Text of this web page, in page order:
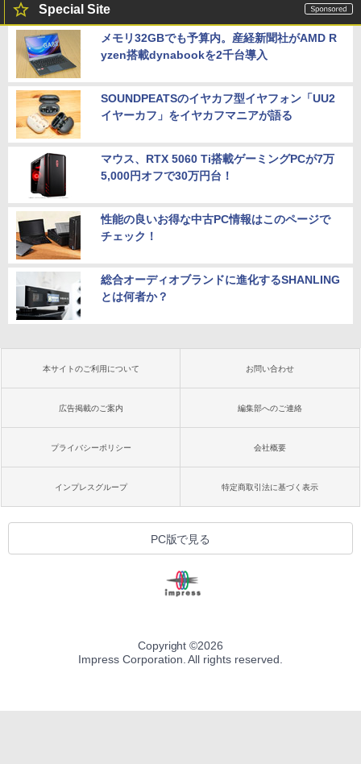
Special Site
メモリ32GBでも予算内。産経新聞社がAMD R
yzen搭載dynabookを2千台導入
SOUNDPEATSのイヤカフ型イヤフォン「UU2
イヤーカフ」をイヤカフマニアが語る
マウス、RTX 5060 Ti搭載ゲーミングPCが7万
5,000円オフで30万円台！
性能の良いお得な中古PC情報はこのページで
チェック！
総合オーディオブランドに進化するSHANLING
とは何者か？
本サイトのご利用について お問い合わせ
広告掲載のご案内 編集部へのご連絡
プライバシーポリシー 会社概要
インプレスグループ 特定商取引法に基づく表示
PC版で見る
Copyright ©2026
Impress Corporation. All rights reserved.